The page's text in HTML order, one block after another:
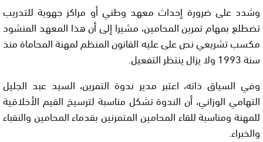
وشدد على ضرورة إحداث معهد وطني أو مراكز جهوية للتدريب
تضطلع بمهام تمرين المحامين، مشيرا إلى أن هذا المعهد المنشود
مكسب تشريعي نص على عليه القانون المنظم لمهنة المحاماة منذ
سنة 1993 ولا يزال ينتظر التفعيل.
وفي السياق ذاته، اعتبر مدير ندوة التمرين، السيد عبد الجليل
التهامي الوزاني، أن الندوة تشكل مناسبة لترسيخ القيم الأخلاقية
للمهنة ومناسبة للقاء المحامين المتمرنين بقدماء المحامين والنقباء
والخبراء.